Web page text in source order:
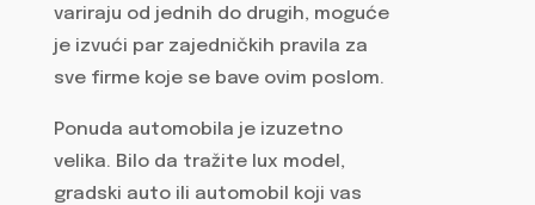
variraju od jednih do drugih, moguće
je izvući par zajedničkih pravila za
sve firme koje se bave ovim poslom.
Ponuda automobila je izuzetno
velika. Bilo da tražite lux model,
gradski auto ili automobil koji vas